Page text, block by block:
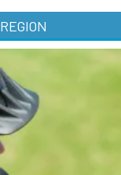
REGION